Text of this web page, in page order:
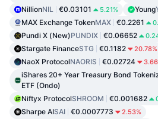
NillionNIL €0.03101 5.21% Young
MAX Exchange TokenMAX €0.2261
Pundi X (New)PUNDIX €0.06652
Stargate FinanceSTG €0.1182 20.78%
NaoX ProtocolNAORIS €0.02724
iShares 20+ Year Treasury Bond
ETF (Ondo)
Niftyx ProtocolSHROOM €0.001682
Sharpe AISAI €0.0007773 2.53%